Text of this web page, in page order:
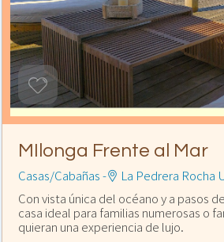
MIlonga Frente al Mar
Casas/Cabañas -
La Pedrera Rocha
Con vista única del océano y a pasos
casa ideal para familias numerosas o
quieran una experiencia de lujo.